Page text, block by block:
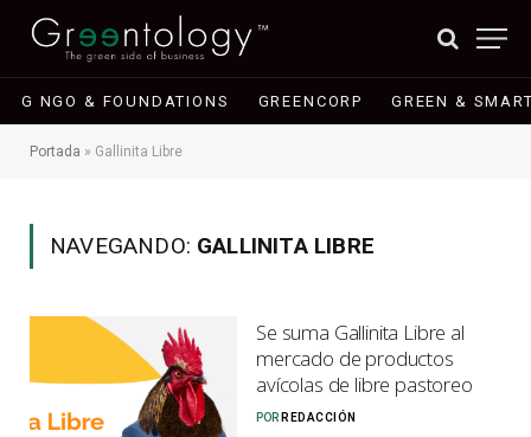
G NGO & FOUNDATIONS GREENCORP GREEN &
Portada » Gallinita Libre
NAVEGANDO: GALLINITA LIBRE
Se suma Gallinita Libre al
mercado de productos
avícolas de libre pastoreo
POR REDACCIÓN